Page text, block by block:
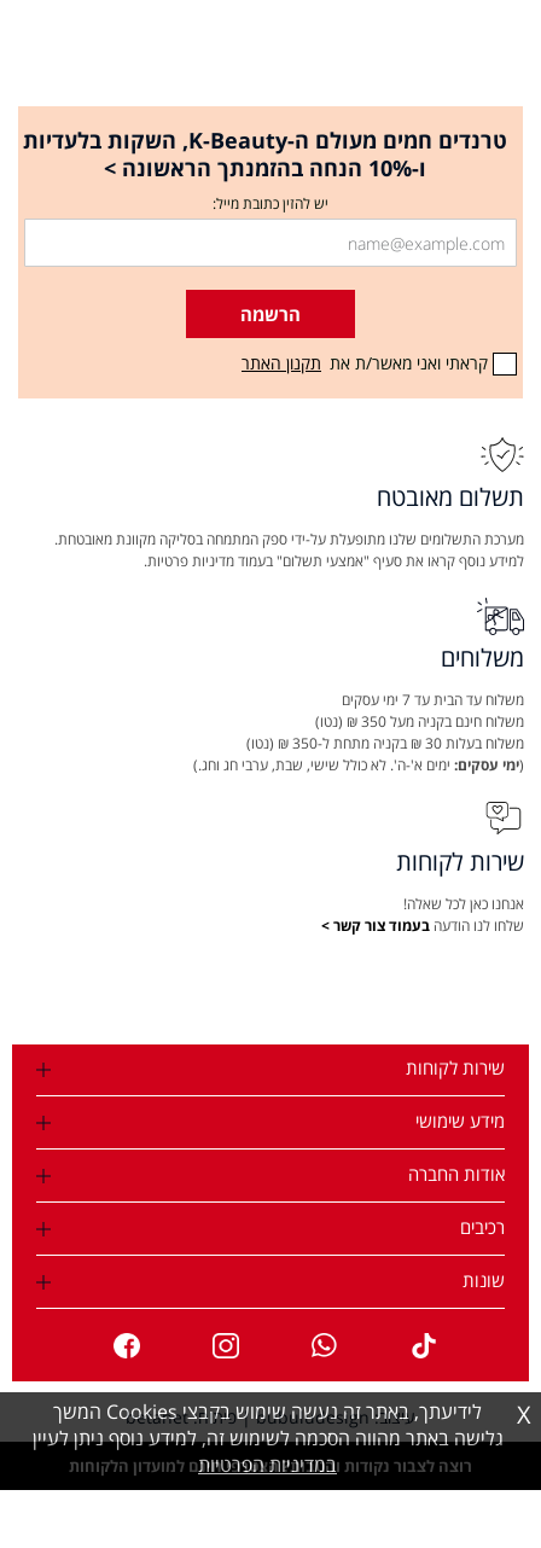
טרנדים חמים מעולם ה-K-Beauty, השקות בלעדיות
ו-10% הנחה בהזמנתך הראשונה >
יש להזין כתובת מייל:
הרשמה
קראתי ואני מאשר/ת את תקנון האתר
תשלום מאובטח
מערכת התשלומים שלנו מתופעלת על-ידי ספק המתמחה בסליקה מקוונת מאובטחת.
למידע נוסף קראו את סעיף "אמצעי תשלום" בעמוד מדיניות פרטיות.
משלוחים
משלוח עד הבית עד 7 ימי עסקים
משלוח חינם בקניה מעל 350 ₪ (נטו)
משלוח בעלות 30 ₪ בקניה מתחת ל-350 ₪ (נטו)
(ימי עסקים: ימים א'-ה'. לא כולל שישי, שבת, ערבי חג וחג.)
שירות לקוחות
אנחנו כאן לכל שאלה!
שלחו לנו הודעה בעמוד צור קשר >
שירות לקוחות
מידע שימושי
אודות החברה
רכיבים
שונות
לידיעתך, באתר זה נעשה שימוש בקבצי Cookies המשך
גלישה באתר מהווה הסכמה לשימוש זה, למידע נוסף ניתן לעיין
במדיניות הפרטיות
X
רוצה לצבור נקודות והטבות? הצטרפי חינם למועדון הלקוחות
עיצוב: bubuludesign |פיתוח: betanet